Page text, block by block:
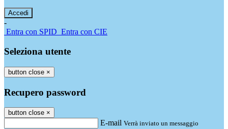
-
Entra con SPID Entra con CIE
Seleziona utente
button close ×
Recupero password
button close ×
E-mail Verrà inviato un messaggio